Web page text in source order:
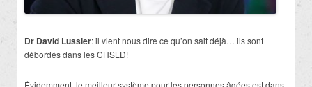
Dr David Lussier: il vient nous dire ce qu’on sait déjà… ils sont
débordés dans les CHSLD!